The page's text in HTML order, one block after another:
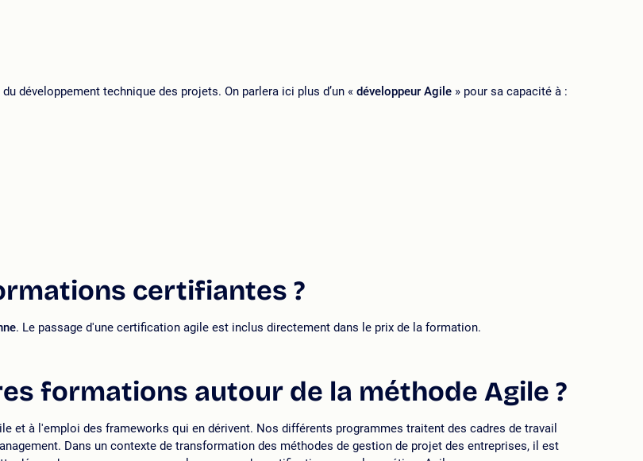
développement technique des projets. On parlera ici plus d’un « développeur Agile » pour sa capacité à :
certifiantes ?
. Le passage d'une certification agile est inclus directement dans le prix de la formation.
formations autour de la méthode Agile ?
et à l'emploi des frameworks qui en dérivent. Nos différents programmes traitent des cadres de travail
Dans un contexte de transformation des méthodes de gestion de projet des entreprises, il est